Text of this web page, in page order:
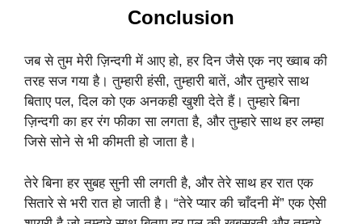
Conclusion
जब से तुम मेरी ज़िन्दगी में आए हो, हर दिन जैसे एक नए ख्वाब की
तरह सज गया है। तुम्हारी हंसी, तुम्हारी बातें, और तुम्हारे साथ
बिताए पल, दिल को एक अनकही खुशी देते हैं। तुम्हारे बिना
ज़िन्दगी का हर रंग फीका सा लगता है, और तुम्हारे साथ हर लम्हा
जिसे सोने से भी कीमती हो जाता है।
तेरे बिना हर सुबह सुनी सी लगती है, और तेरे साथ हर रात एक
सितारे से भरी रात हो जाती है। “तेरे प्यार की चाँदनी में” एक ऐसी